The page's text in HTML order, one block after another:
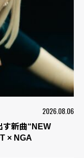
2026.08.06
す新曲“NEW
× NGA